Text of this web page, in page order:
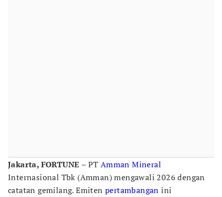
Jakarta, FORTUNE – PT Amman Mineral
Internasional Tbk (Amman) mengawali 2026 dengan
catatan gemilang. Emiten pertambangan ini